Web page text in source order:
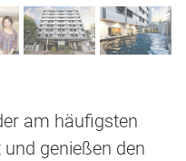
am häufigsten
genießen den